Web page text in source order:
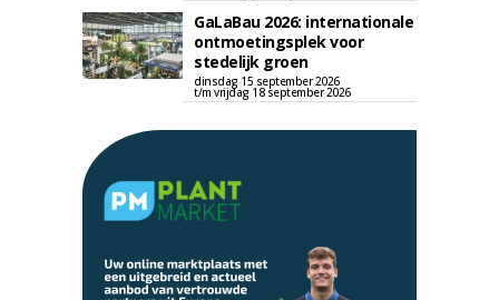
GaLaBau 2026: internationale
ontmoetingsplek voor
stedelijk groen
dinsdag 15 september 2026
t/m vrijdag 18 september 2026